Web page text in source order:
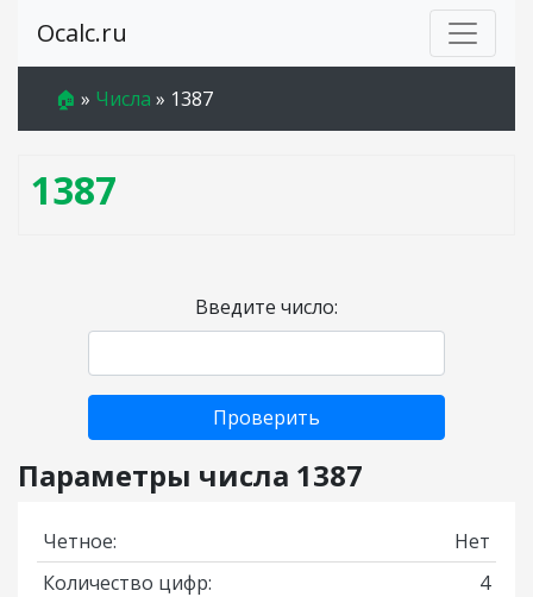
Ocalc.ru
🏠 » Числа » 1387
1387
Введите число:
Проверить
Параметры числа 1387
Четное:
Нет
Количество цифр:
4